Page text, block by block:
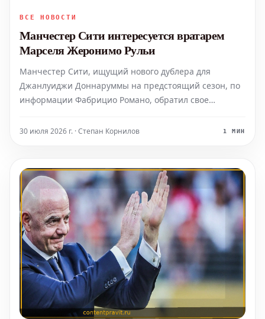
ВСЕ НОВОСТИ
Манчестер Сити интересуется вратарем
Марселя Жеронимо Рульи
Манчестер Сити, ищущий нового дублера для
Джанлуиджи Доннаруммы на предстоящий сезон, по
информации Фабрицио Романо, обратил свое
30 июля 2026 г. · Степан Корнилов 1 МИН